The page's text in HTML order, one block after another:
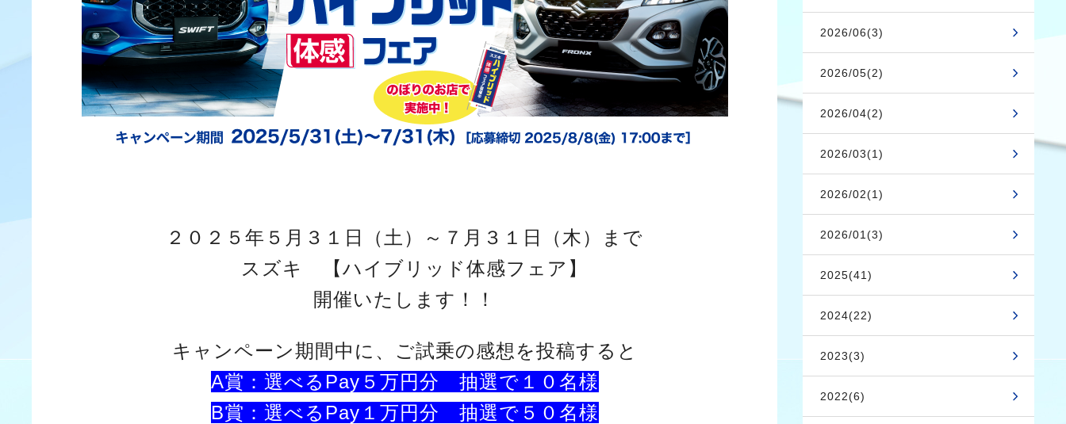
２０２５年５月３１日（土）～７月３１日（木）まで
スズキ 【ハイブリッド体感フェア】
開催いたします！！
キャンペーン期間中に、ご試乗の感想を投稿すると
A賞：選べるPay５万円分 抽選で１０名様
B賞：選べるPay１万円分 抽選で５０名様
2026/06(3)
2026/05(2)
2026/04(2)
2026/03(1)
2026/02(1)
2026/01(3)
2025(41)
2024(22)
2023(3)
2022(6)